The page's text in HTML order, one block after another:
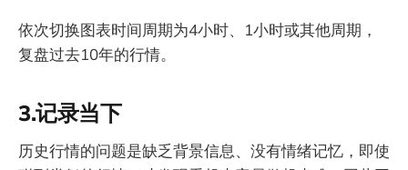
依次切换图表时间周期为4小时、1小时或其他周期，
复盘过去10年的行情。
3.记录当下
历史行情的问题是缺乏背景信息、没有情绪记忆，即使